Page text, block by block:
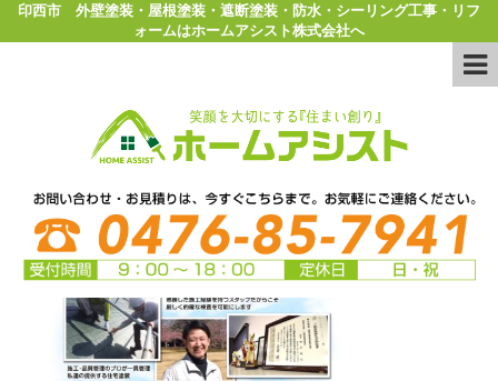
印西市 外壁塗装・屋根塗装・遮断塗装・防水・シーリング工事・リフ
ォームはホームアシスト株式会社へ